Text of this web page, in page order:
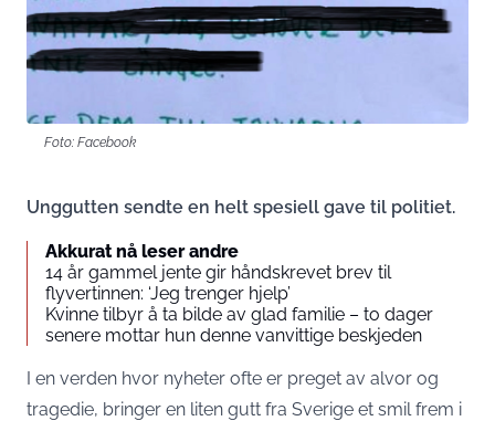
Foto: Facebook
Unggutten sendte en helt spesiell gave til politiet.
Akkurat nå leser andre
14 år gammel jente gir håndskrevet brev til
flyvertinnen: ‘Jeg trenger hjelp’
Kvinne tilbyr å ta bilde av glad familie – to dager
senere mottar hun denne vanvittige beskjeden
I en verden hvor nyheter ofte er preget av alvor og
tragedie, bringer en liten gutt fra Sverige et smil frem i